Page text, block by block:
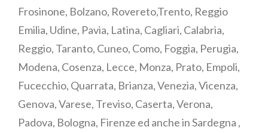
Frosinone, Bolzano, Rovereto,Trento, Reggio
Emilia, Udine, Pavia, Latina, Cagliari, Calabria,
Reggio, Taranto, Cuneo, Como, Foggia, Perugia,
Modena, Cosenza, Lecce, Monza, Prato, Empoli,
Fucecchio, Quarrata, Brianza, Venezia, Vicenza,
Genova, Varese, Treviso, Caserta, Verona,
Padova, Bologna, Firenze ed anche in Sardegna ,